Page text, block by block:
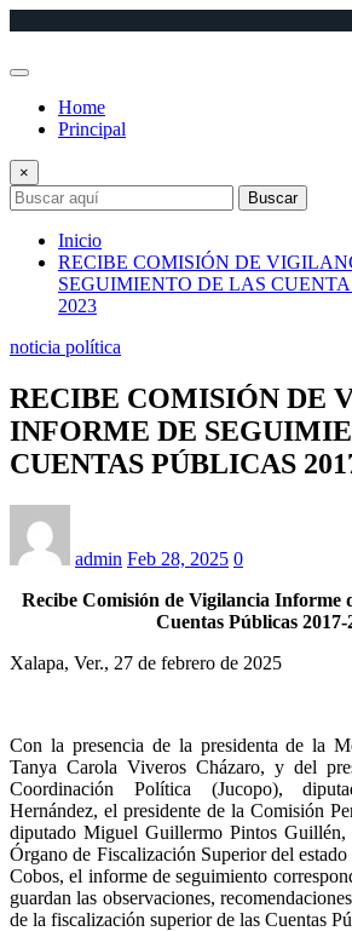
Home
Principal
×
Buscar
Inicio
RECIBE COMISIÓN DE
SEGUIMIENTO DE LAS
2023
noticia política
RECIBE COMISIÓN DE
INFORME DE
CUENTAS PÚBLICAS
admin Feb 28, 2025 0
Recibe Comisión de Vigilancia Informe
Cuentas Públicas 2017-
Xalapa, Ver., 27 de febrero de 2025
Con la presencia de la presidenta de la
Tanya Carola Viveros Cházaro, y del
Coordinación Política (Jucopo),
Hernández, el presidente de la Comisión
diputado Miguel Guillermo Pintos
Órgano de Fiscalización Superior del
Cobos, el informe de seguimiento
guardan las observaciones,
de la fiscalización superior de las Cuentas